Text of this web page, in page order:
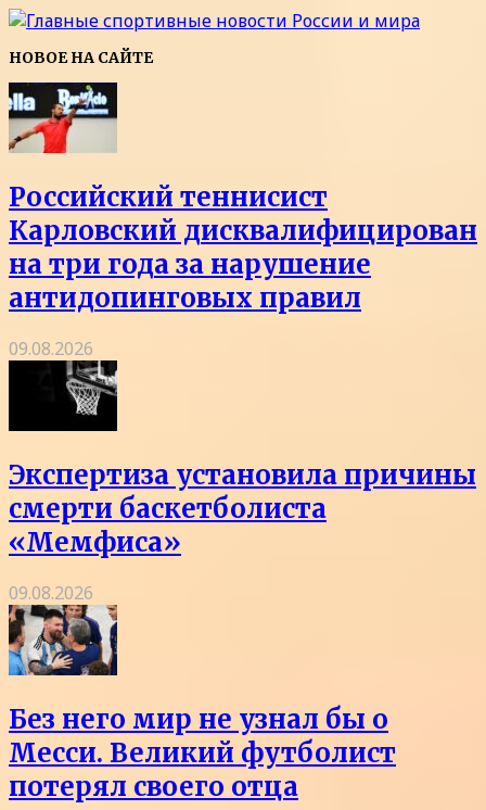
НОВОЕ НА САЙТЕ
Российский теннисист
Карловский дисквалифицирован
на три года за нарушение
антидопинговых правил
09.08.2026
Экспертиза установила причины
смерти баскетболиста
«Мемфиса»
09.08.2026
Без него мир не узнал бы о
Месси. Великий футболист
потерял своего отца